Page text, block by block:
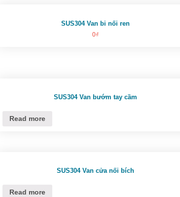
SUS304 Van bi nối ren
0₫
SUS304 Van bướm tay cầm
Read more
SUS304 Van cửa nối bích
Read more